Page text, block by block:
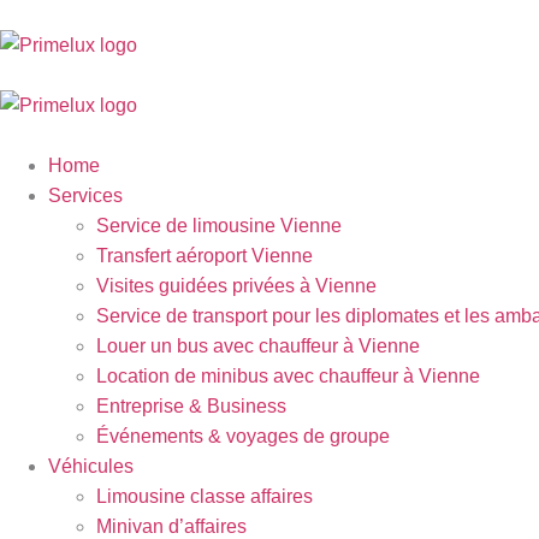
Home
Services
Service de limousine Vienne
Transfert aéroport Vienne
Visites guidées privées à Vienne
Service de transport pour les diplomates et les
Louer un bus avec chauffeur à Vienne
Location de minibus avec chauffeur à Vienne
Entreprise & Business
Événements & voyages de groupe
Véhicules
Limousine classe affaires
Minivan d’affaires